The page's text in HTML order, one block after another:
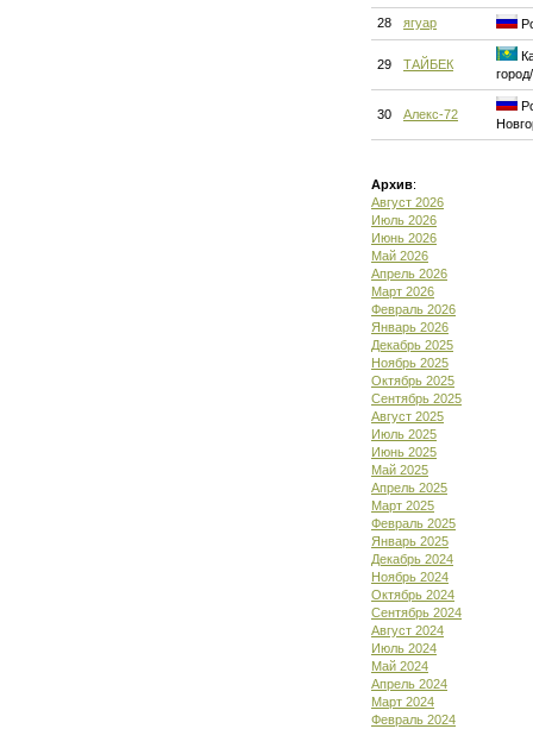
28 ягуар
29 ТАЙБЕК
30 Алекс-72
Архив:
Август 2026
Июль 2026
Июнь 2026
Май 2026
Апрель 2026
Март 2026
Февраль 2026
Январь 2026
Декабрь 2025
Ноябрь 2025
Октябрь 2025
Сентябрь 2025
Август 2025
Июль 2025
Июнь 2025
Май 2025
Апрель 2025
Март 2025
Февраль 2025
Январь 2025
Декабрь 2024
Ноябрь 2024
Октябрь 2024
Сентябрь 2024
Август 2024
Июль 2024
Май 2024
Апрель 2024
Март 2024
Февраль 2024